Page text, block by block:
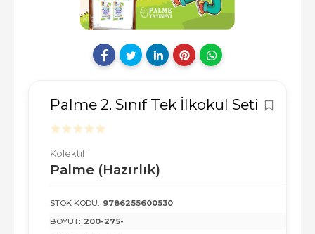
Palme 2. Sınıf Tek İlkokul Seti
Kolektif
Palme (Hazırlık)
STOK KODU: 9786255600530
BOYUT: 200-275-